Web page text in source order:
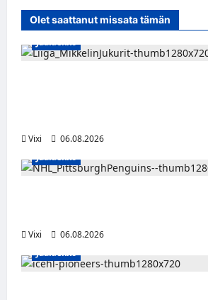
Olet saattanut missata tämän
Jääkiekko
Vixi
06.08.2026
Jääkiekko
Vixi
06.08.2026
Jääkiekko